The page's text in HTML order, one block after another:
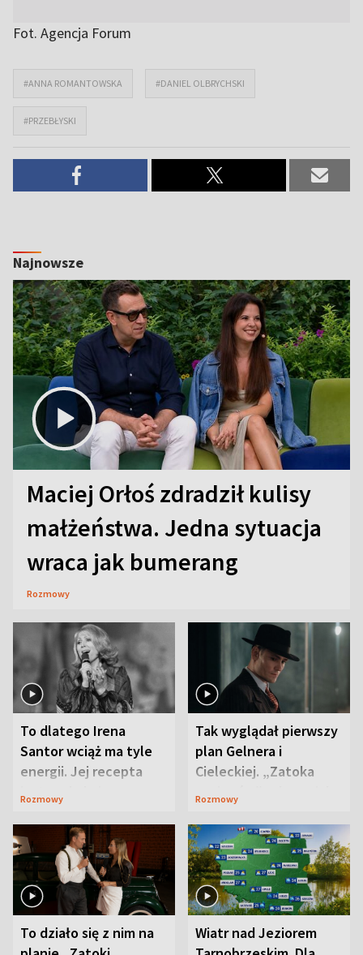
Fot. Agencja Forum
#ANNA ROMANTOWSKA #DANIEL OLBRYCHSKI
#PRZEBŁYSKI
Najnowsze
Maciej Orłoś zdradził kulisy
małżeństwa. Jedna sytuacja
wraca jak bumerang
Rozmowy
To dlatego Irena
Santor wciąż ma tyle
energii. Jej recepta
jest zaskakująco
Rozmowy
Tak wyglądał pierwszy
plan Gelnera i
Cieleckiej. „Zatoka
szpiegów” od razu ich
Rozmowy
To działo się z nim na
Wiatr nad Jeziorem